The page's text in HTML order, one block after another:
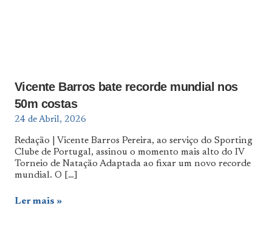
Vicente Barros bate recorde mundial nos
50m costas
24 de Abril, 2026
Redação | Vicente Barros Pereira, ao serviço do Sporting
Clube de Portugal, assinou o momento mais alto do IV
Torneio de Natação Adaptada ao fixar um novo recorde
mundial. O […]
Ler mais